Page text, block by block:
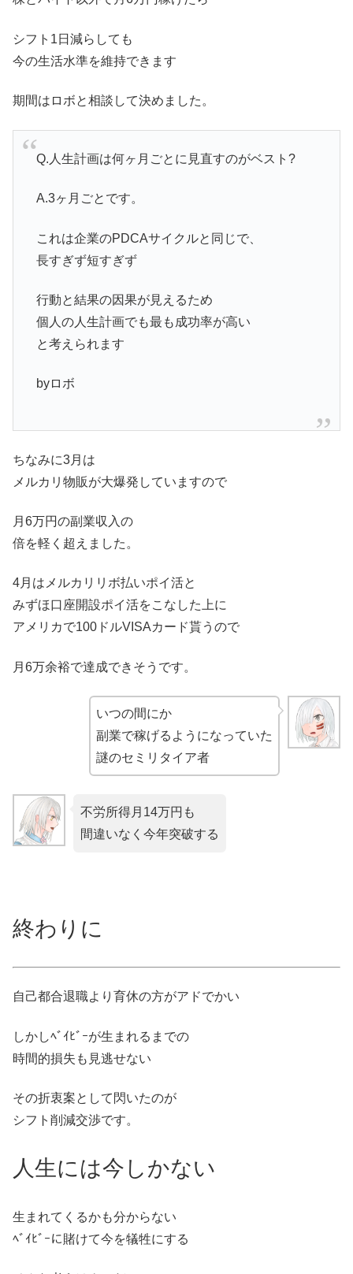
シフト1日減らしても
今の生活水準を維持できます
期間はロボと相談して決めました。
Q.人生計画は何ヶ月ごとに見直すのがベスト?
A.3ヶ月ごとです。
これは企業のPDCAサイクルと同じで、
長すぎず短すぎず
行動と結果の因果が見えるため
個人の人生計画でも最も成功率が高い
と考えられます
byロボ
ちなみに3月は
メルカリ物販が大爆発していますので
月6万円の副業収入の
倍を軽く超えました。
4月はメルカリリボ払いポイ活と
みずほ口座開設ポイ活をこなした上に
アメリカで100ドルVISAカード貰うので
月6万余裕で達成できそうです。
いつの間にか
副業で稼げるようになっていた
謎のセミリタイア者
不労所得月14万円も
間違いなく今年突破する
終わりに
自己都合退職より育休の方がアドでかい
しかしﾍﾞｲﾋﾞｰが生まれるまでの
時間的損失も見逃せない
その折衷案として閃いたのが
シフト削減交渉です。
人生には今しかない
生まれてくるかも分からない
ﾍﾞｲﾋﾞｰに賭けて今を犠牲にする